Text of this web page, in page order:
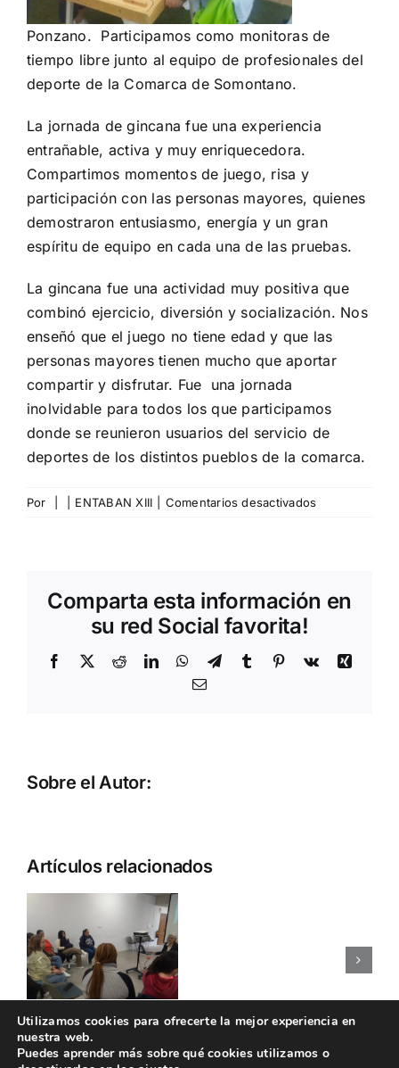
Ponzano. Participamos como monitoras de
tiempo libre junto al equipo de profesionales del
deporte de la Comarca de Somontano.
La jornada de gincana fue una experiencia
entrañable, activa y muy enriquecedora.
Compartimos momentos de juego, risa y
participación con las personas mayores, quienes
demostraron entusiasmo, energía y un gran
espíritu de equipo en cada una de las pruebas.
La gincana fue una actividad muy positiva que
combinó ejercicio, diversión y socialización. Nos
enseñó que el juego no tiene edad y que las
personas mayores tienen mucho que aportar
compartir y disfrutar. Fue una jornada
inolvidable para todos los que participamos
donde se reunieron usuarios del servicio de
deportes de los distintos pueblos de la comarca.
Por ENTABAN XIII Comentarios desactivadosen
Comparta esta información en
su red Social favorita!
Facebook
X RedditLinkedInWhatsApp
TelegramTumblr Pinterest
Vk
Xing
Correo
Sobre el Autor:
Artículos relacionados
MAGICA
CIVI-
CIVIAC
LAS
SOCIALES
Aviso legal
Política de cookies
Política de privacidad
Utilizamos cookies para ofrecerte la mejor experiencia en
nuestra web.
Puedes aprender más sobre qué cookies utilizamos o